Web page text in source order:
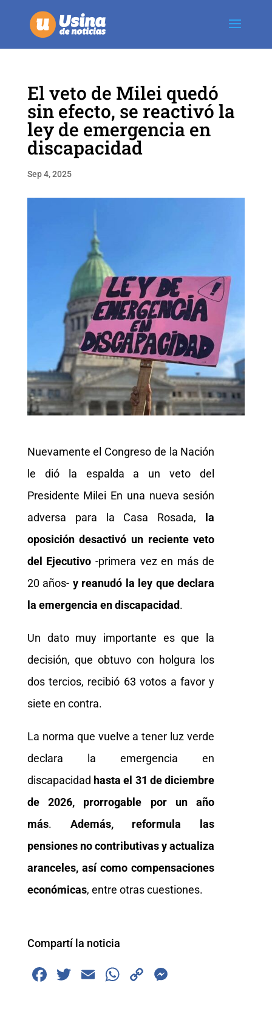
El veto de Milei quedó
sin efecto, se reactivó la
ley de emergencia en
discapacidad
Sep 4, 2025
Nuevamente el Congreso de la Nación
le dió la espalda a un veto del
Presidente Milei En una nueva sesión
adversa para la Casa Rosada,
la
oposición desactivó un reciente veto
del Ejecutivo -primera vez en más de
20 años- y reanudó la ley que declara
la emergencia en discapacidad.
Un dato muy importante es que la
decisión, que obtuvo con holgura los
dos tercios, recibió 63 votos a favor y
siete en contra.
La norma que vuelve a tener luz verde
declara la emergencia en
discapacidad hasta el 31 de diciembre
de 2026, prorrogable por un año
más. Además, reformula las
pensiones no contributivas y actualiza
aranceles, así como compensaciones
económicas, entre otras cuestiones.
Compartí la noticia
F
T
E
W
C